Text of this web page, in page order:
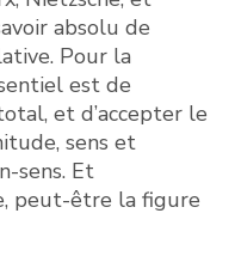
absolu de
Pour la
est de
et d’accepter le
sens et
sens. Et
peut-être la figure